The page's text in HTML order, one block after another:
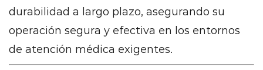
durabilidad a largo plazo, asegurando su
operación segura y efectiva en los entornos
de atención médica exigentes.